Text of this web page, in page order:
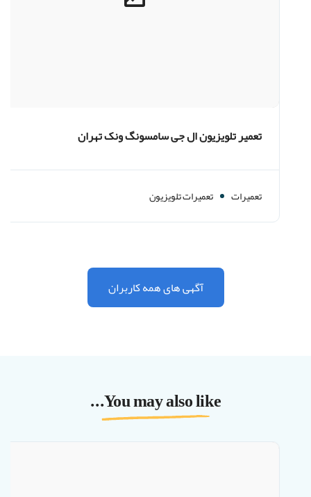
تعمیر تلویزیون ال جی سامسونگ ونک تهران
تعمیرات تعمیرات تلویزیون
آگهی های همه کاربران
You may also like...